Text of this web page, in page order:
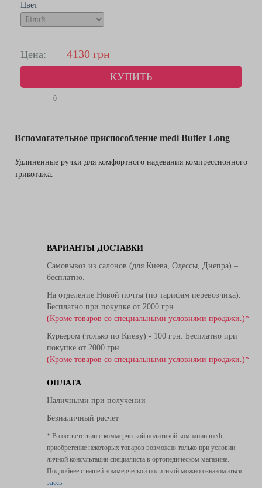
Цвет
Цена: 4130 грн
КУПИТЬ
0
Вспомогательное приспособление medi Butler Long
Удлиненные ручки для комфортного надевания компрессионного
трикотажа.
ВАРИАНТЫ ДОСТАВКИ
Самовывоз из салонов (для Киева, Одессы, Днепра) –
бесплатно.
На отделение Новой почты (по тарифам перевозчика).
Бесплатно при покупке от 2000 грн.
(Кроме товаров со специальными условиями продажи.)*
Курьером (только по Киеву) - 100 грн. Бесплатно при
покупке от 2000 грн.
(Кроме товаров со специальными условиями продажи.)*
ОПЛАТА
Наличными при получении
Безналичный расчет
* В соответствии с коммерческой политикой компании medi,
приобретение некоторых товаров возможно только при условии
личной консультации специалиста в ортопедическом магазине.
Подробнее с нашей коммерческой политикой можно ознакомиться
здесь